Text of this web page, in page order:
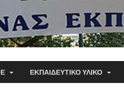
Α΄
ΕΚΠΑΙΔΕΥΤΙΚΌ ΥΛΙΚΌ